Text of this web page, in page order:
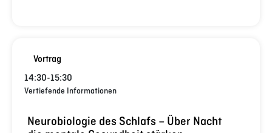
Vortrag
14:30-15:30
Vertiefende Informationen
Neurobiologie des Schlafs – Über Nacht